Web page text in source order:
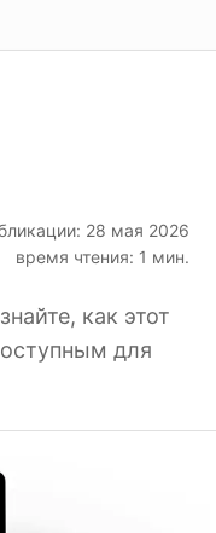
28 мая 2026
время чтения: 1 мин.
как этот
для